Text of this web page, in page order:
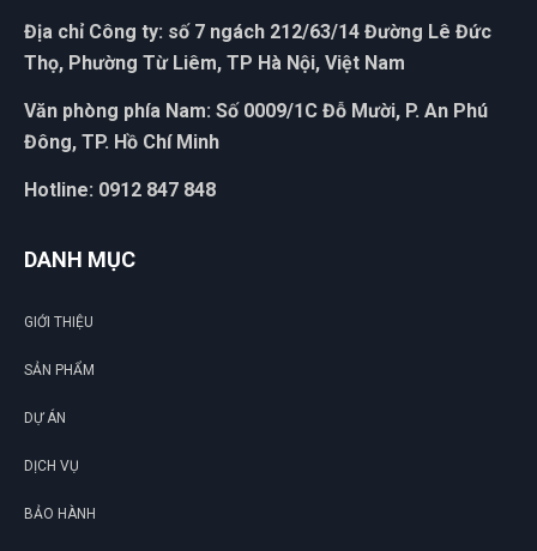
Địa chỉ Công ty: số 7 ngách 212/63/14 Đường Lê Đức
Thọ, Phường Từ Liêm, TP Hà Nội, Việt Nam
Văn phòng phía Nam: Số 0009/1C Đỗ Mười, P. An Phú
Đông, TP. Hồ Chí Minh
Hotline: 0912 847 848
DANH MỤC
GIỚI THIỆU
SẢN PHẨM
DỰ ÁN
DỊCH VỤ
BẢO HÀNH